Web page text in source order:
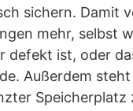
sichern. Damit
mehr, selbst
defekt ist, oder
Außerdem
Speicherplatz